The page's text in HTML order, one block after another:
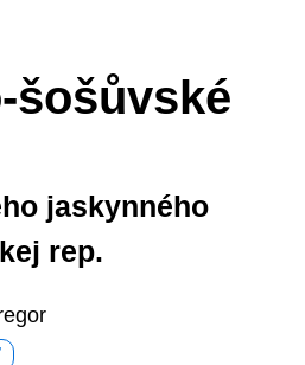
šošůvské
jaskynného
rep.